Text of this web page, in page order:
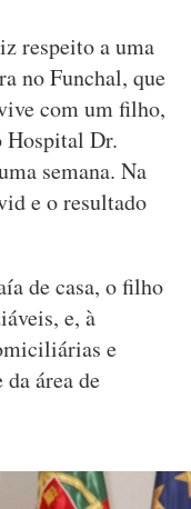
respeito a uma
no Funchal, que
com um filho,
Hospital Dr.
semana. Na
e o resultado
de casa, o filho
e, à
e
área de